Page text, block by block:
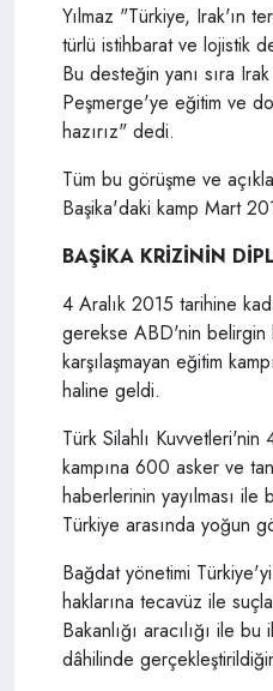
Yılmaz "Türkiye, Irak'ın
türlü istihbarat ve lojistik
Bu desteğin yanı sıra
Peşmerge'ye eğitim ve
hazırız" dedi.
Tüm bu görüşme ve
Başika'daki kamp Mart
BAŞİKA KRİZİNİN
4 Aralık 2015 tarihine
gerekse ABD'nin belirgin
karşılaşmayan eğitim
haline geldi.
Türk Silahlı
kampına 600 asker ve
haberlerinin yayılması
Türkiye arasında yoğun
Bağdat yönetimi
haklarına tecavüz ile
Bakanlığı aracılığı ile
dâhilinde